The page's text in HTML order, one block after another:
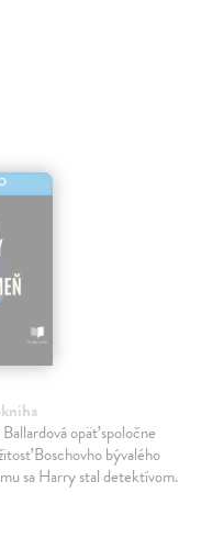
opäť spoločne
Boschovho bývalého
sa Harry stal detektívom.